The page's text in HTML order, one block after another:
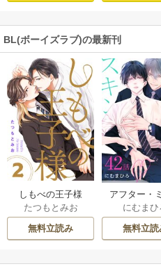
BL(ボーイズラブ)の最新刊
しもべの王子様
【描き下ろしおま
け付き特装版】 2巻
たつもとみお
無料立読み
アフター・
ナイト・ス
［ばら売り
にむまひ
無料立読